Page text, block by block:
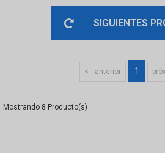
SIGUIENTES
anterior 1
8